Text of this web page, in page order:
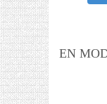
EN